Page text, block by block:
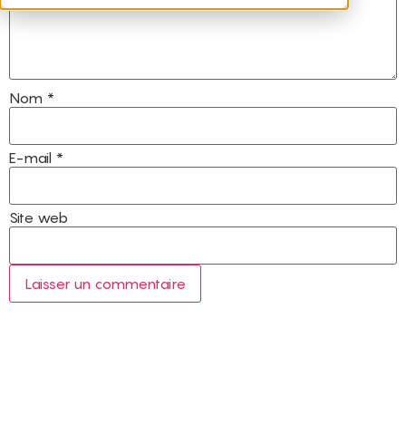
Nom *
E-mail *
Site web